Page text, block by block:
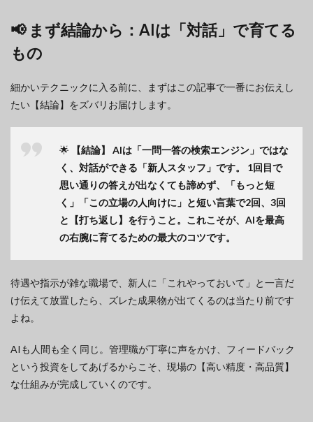
📢 まず結論から：AIは「対話」で育てる
もの
細かいテクニックに入る前に、まずはこの記事で一番にお伝えし
たい【結論】をズバリお届けします。
🌟 【結論】
AIは「一問一答の検索エンジン」ではな
く、対話ができる「新人スタッフ」です。
1回目で
思い通りの答えが出なくても諦めず、「もっと短
く」「この立場の人向けに」と短い言葉で2回、3回
と【打ち返し】を行うこと。これこそが、AIを最高
の右腕に育てるための最大のコツです。
待遇や指示が雑な職場で、新人に「これやっておいて」と一言だ
け伝えて放置したら、ズレた成果物が出てくるのは当たり前です
よね。
AIも人間も全く同じ。管理職が丁寧に声をかけ、フィードバック
という投資をしてあげるからこそ、現場の【高い精度・高品質】
な仕組みが完成していくのです。